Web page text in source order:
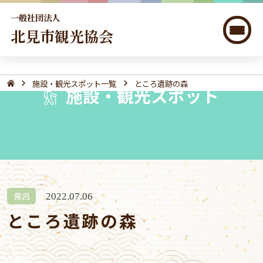
一般社団法人
北見市観光協会
施設・観光スポット一覧 ところ遺跡の森
施設・観光スポット
常呂 2022.07.06
ところ遺跡の森